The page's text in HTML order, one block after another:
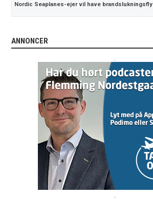
Nordic Seaplanes-ejer vil have brandslukningsfly
ANNONCER